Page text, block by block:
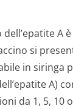
A
si
in siringa
A)
da 1, 5, 10